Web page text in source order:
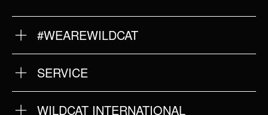
#WEAREWILDCAT
NUESTRA HISTORIA
NUESTRA CALIDAD
SERVICE
TÉRMINOS Y CONDICIONES
IMPRINT
WILDCAT INTERNATIONAL